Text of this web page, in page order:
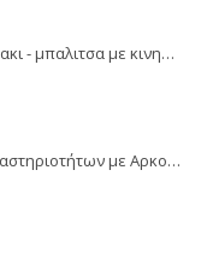
Mattel fisher-price μαίμουδακι - μπαλιτσα με κινηση JLB95
Fisher-Price Μαξιλαράκι Δραστηριοτήτων με Αρκουδάκι (JHB44)